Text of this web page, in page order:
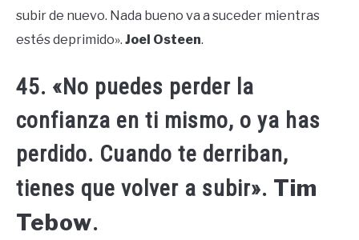
subir de nuevo. Nada bueno va a suceder mientras
estés deprimido». Joel Osteen.
45. «No puedes perder la
confianza en ti mismo, o ya has
perdido. Cuando te derriban,
tienes que volver a subir». Tim
Tebow.